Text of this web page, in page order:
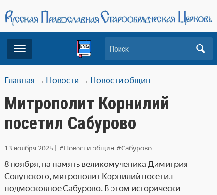
Поиск
Главная → Новости → Новости общин
Митрополит Корнилий
посетил Сабурово
13 ноября 2025 #Новости общин #Сабурово
8 ноября, на память великомученика Димитрия
Солунского, митрополит Корнилий посетил
подмосковное Сабурово. В этом исторически